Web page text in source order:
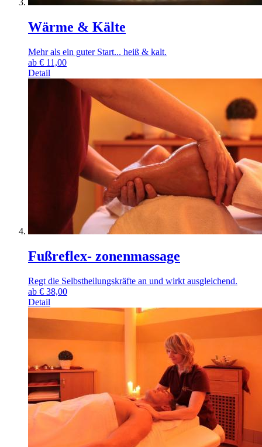
Wärme & Kälte
Mehr als ein guter Start... heiß & kalt.
ab € 11,00
Detail
Fußreflex- zonenmassage
Regt die Selbstheilungskräfte an und wirkt ausgleichend.
ab € 38,00
Detail